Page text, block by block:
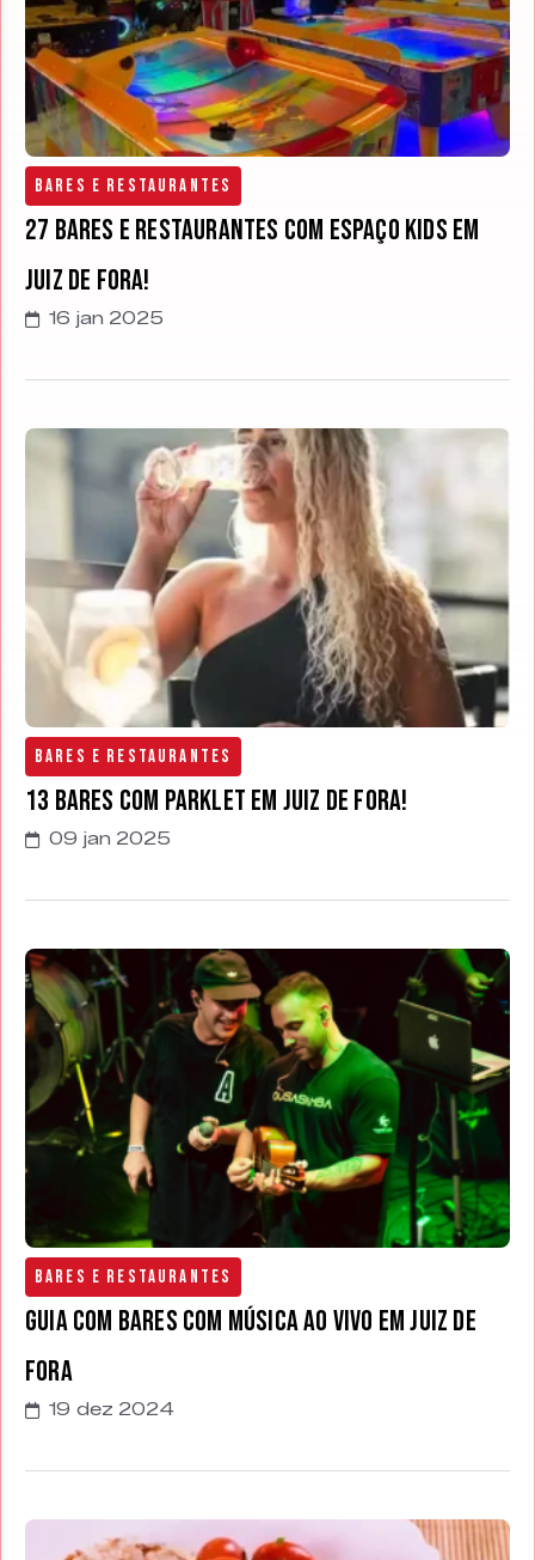
Bares e Restaurantes
27 Bares e Restaurantes com Espaço Kids em
Juiz de Fora!
16 jan 2025
Bares e Restaurantes
13 Bares com parklet em Juiz de Fora!
09 jan 2025
Bares e Restaurantes
Guia com bares com música ao vivo em Juiz de
Fora
19 dez 2024